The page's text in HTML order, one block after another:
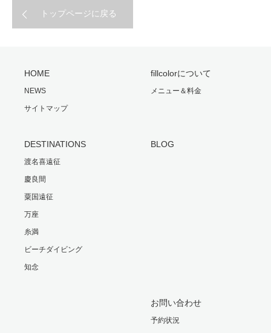
トップページに戻る
HOME
NEWS
サイトマップ
fillcolorについて
メニュー＆料金
DESTINATIONS
渡名喜遠征
慶良間
粟国遠征
万座
糸満
ビーチダイビング
知念
BLOG
お問い合わせ
予約状況